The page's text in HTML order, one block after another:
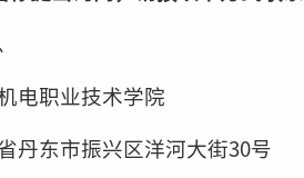
电职业技术学院
丹东市振兴区洋河大街30号